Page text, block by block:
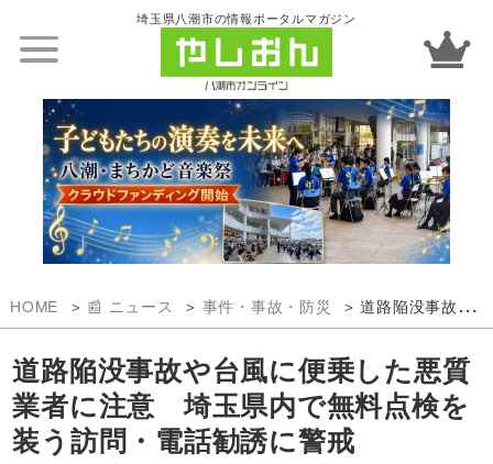
埼玉県八潮市の情報ポータルマガジン
HOME 📰 ニュース 事件・事故・防災 道路陥没事故や台風に便乗した悪質業者に注意 埼玉県内で無料点検を装う訪問・電話勧誘に警戒
道路陥没事故や台風に便乗した悪質
業者に注意 埼玉県内で無料点検を
装う訪問・電話勧誘に警戒